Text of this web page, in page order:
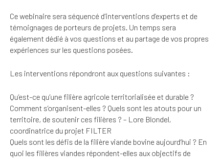
Ce webinaire sera séquencé d’interventions d’experts et de
témoignages de porteurs de projets. Un temps sera
également dédié à vos questions et au partage de vos propres
expériences sur les questions posées.
Les interventions répondront aux questions suivantes :
Qu’est-ce qu’une filière agricole territorialisée et durable ?
Comment s’organisent-elles ? Quels sont les atouts pour un
territoire, de soutenir ces filières ? – Lore Blondel,
coordinatrice du projet FILTER
Quels sont les défis de la filière viande bovine aujourd’hui ? En
quoi les filières viandes répondent-elles aux objectifs de